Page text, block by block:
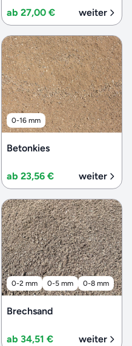
ab 27,00 € weiter
mm 32-56 mm
0-16 mm
Betonkies
ab 23,56 € weiter
0-2 mm 0-5 mm 0-8 mm
Brechsand
ab 34,51 € weiter